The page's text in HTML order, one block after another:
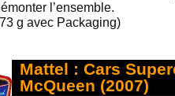
l’ensemble.
g avec Packaging)
Mattel : Cars
McQueen (2007)